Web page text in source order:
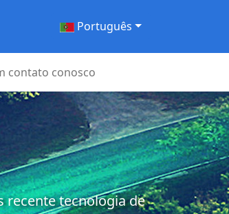
Português
contato conosco
recente tecnologia de